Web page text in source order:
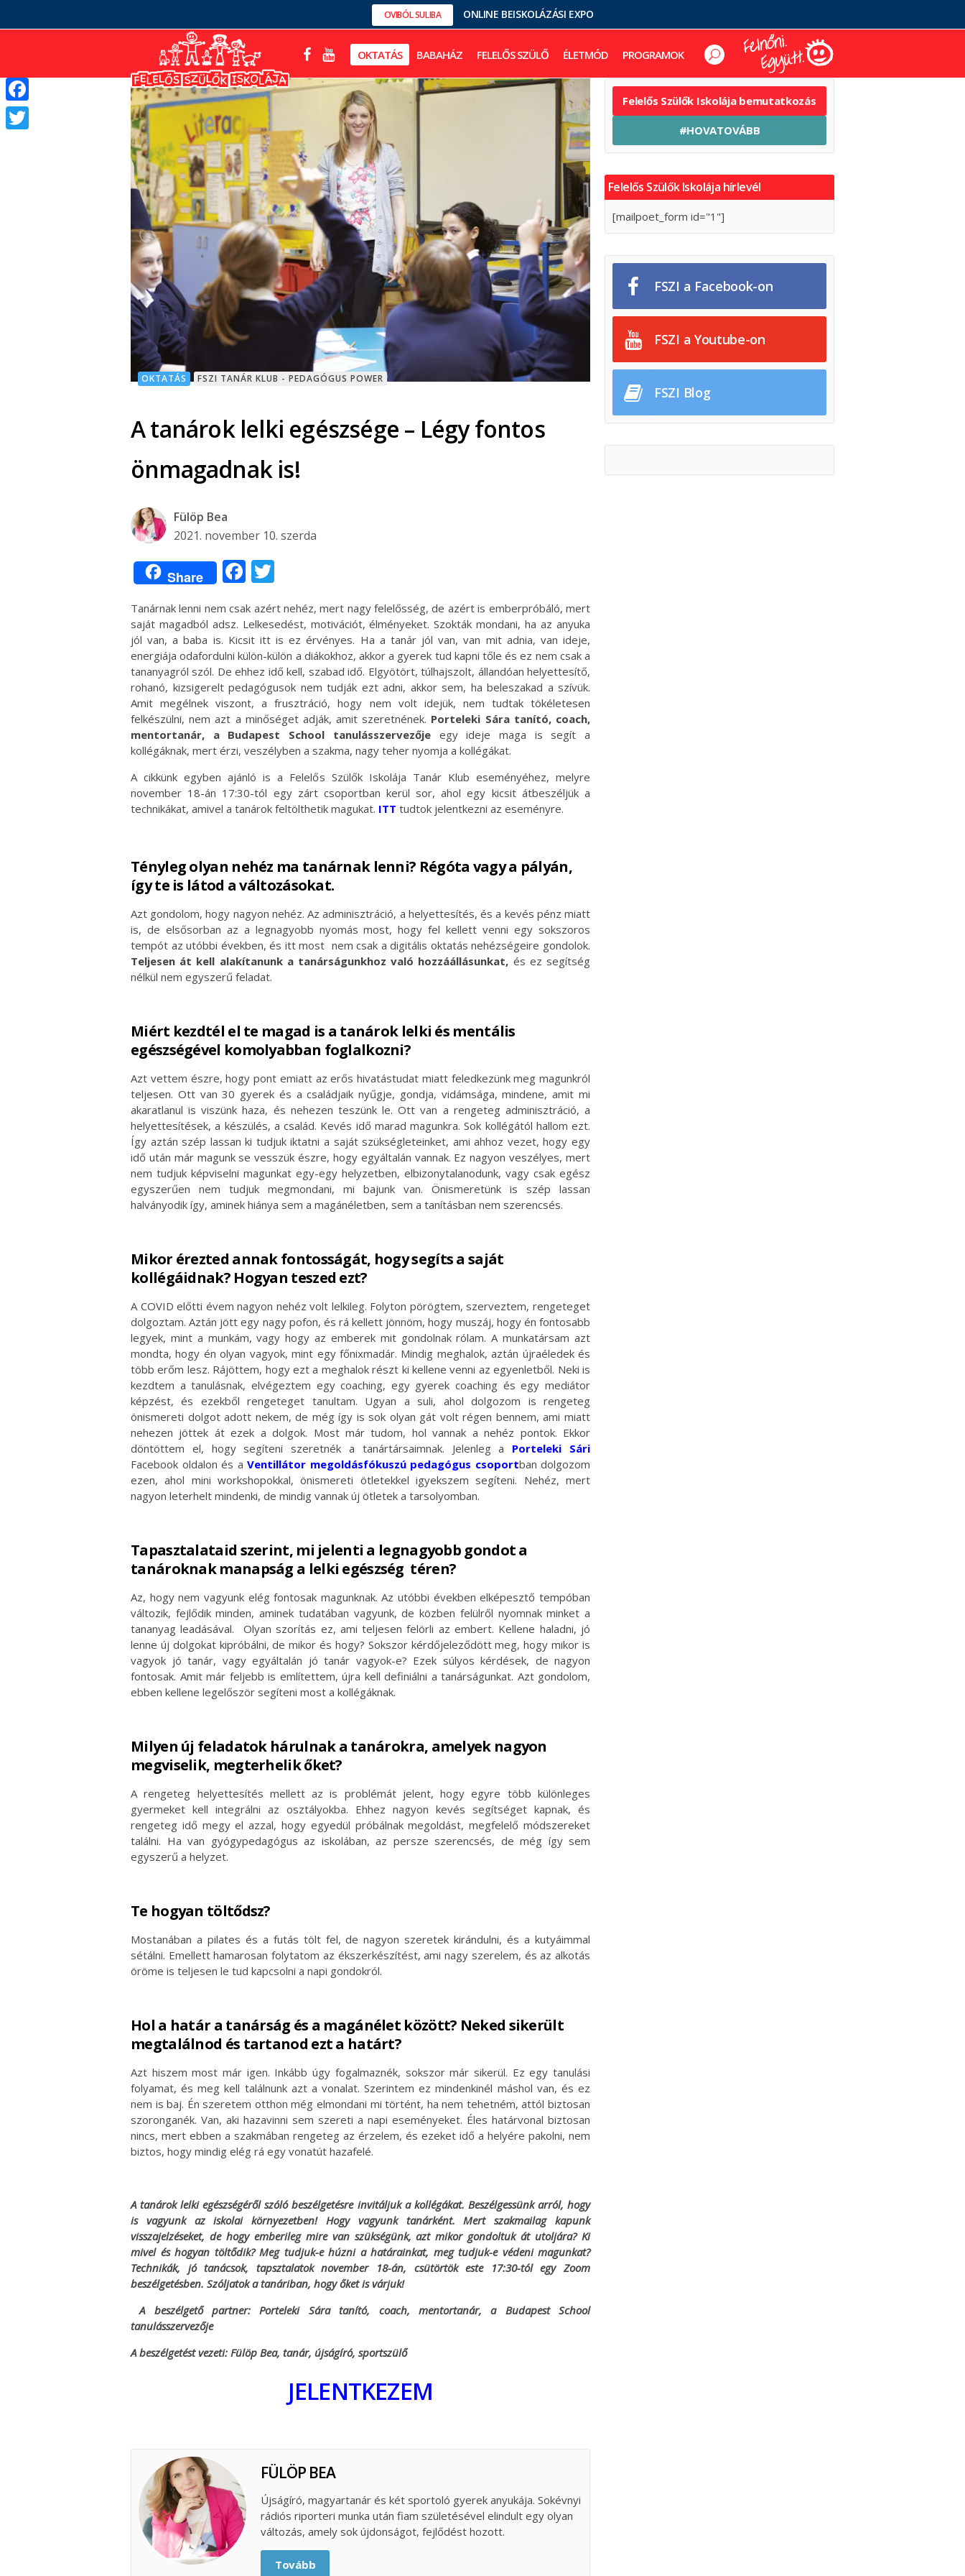
OVIBÓL SULIBA ONLINE BEISKOLÁZÁSI EXPO
OKTATÁS BABAHÁZ FELELŐS SZÜLŐ ÉLETMÓD PROGRAMOK
OKTATÁS FSZI TANÁR KLUB - PEDAGÓGUS POWER
A tanárok lelki egészsége – Légy fontos
önmagadnak is!
Fülöp Bea
2021. november 10. szerda
Share Facebook
Tanárnak lenni nem csak azért nehéz, mert nagy felelősség, de azért is emberpróbáló, mert
saját magadból adsz. Lelkesedést, motivációt, élményeket. Szokták mondani, ha az anyuka
jól van, a baba is. Kicsit itt is ez érvényes. Ha a tanár jól van, van mit adnia, van ideje,
energiája odafordulni külön-külön a diákokhoz, akkor a gyerek tud kapni tőle és ez nem csak a
tananyagról szól. De ehhez idő kell, szabad idő. Elgyötört, túlhajszolt, állandóan helyettesítő,
rohanó, kizsigerelt pedagógusok nem tudják ezt adni, akkor sem, ha beleszakad a szívük.
Amit megélnek viszont, a frusztráció, hogy nem volt idejük, nem tudtak tökéletesen
felkészülni, nem azt a minőséget adják, amit szeretnének. Porteleki Sára tanító, coach,
mentortanár, a Budapest School tanulásszervezőjeegy ideje maga is segít a
kollégáknak, mert érzi, veszélyben a szakma, nagy teher nyomja a kollégákat.
A cikkünk egyben ajánló is a Felelős Szülők Iskolája Tanár Klub eseményéhez, melyre
november 18-án 17:30-tól egy zárt csoportban kerül sor, ahol egy kicsit átbeszéljük a
technikákat, amivel a tanárok feltölthetik magukat. ITT tudtok jelentkezni az eseményre.
Tényleg olyan nehéz ma tanárnak lenni? Régóta vagy a pályán,
így te is látod a változásokat.
Azt gondolom, hogy nagyon nehéz. Az adminisztráció, a helyettesítés, és a kevés pénz miatt
is, de elsősorban az a legnagyobb nyomás most, hogy fel kellett venni egy sokszoros
tempót az utóbbi években, és itt most nem csak a digitális oktatás nehézségeire gondolok.
Teljesen át kell alakítanunk a tanárságunkhoz való hozzáállásunkat, és ez segítség
nélkül nem egyszerű feladat.
Miért kezdtél el te magad is a tanárok lelki és mentális
egészségével komolyabban foglalkozni?
Azt vettem észre, hogy pont emiatt az erős hivatástudat miatt feledkezünk meg magunkról
teljesen. Ott van 30 gyerek és a családjaik nyűgje, gondja, vidámsága, mindene, amit mi
akaratlanul is viszünk haza, és nehezen teszünk le. Ott van a rengeteg adminisztráció, a
helyettesítések, a készülés, a család. Kevés idő marad magunkra. Sok kollégától hallom ezt.
Így aztán szép lassan ki tudjuk iktatni a saját szükségleteinket, ami ahhoz vezet, hogy egy
idő után már magunk se vesszük észre, hogy egyáltalán vannak. Ez nagyon veszélyes, mert
nem tudjuk képviselni magunkat egy-egy helyzetben, elbizonytalanodunk, vagy csak egész
egyszerűen nem tudjuk megmondani, mi bajunk van. Önismeretünk is szép lassan
halványodik így, aminek hiánya sem a magánéletben, sem a tanításban nem szerencsés.
Mikor érezted annak fontosságát, hogy segíts a saját
kollégáidnak? Hogyan teszed ezt?
A COVID előtti évem nagyon nehéz volt lelkileg. Folyton pörögtem, szerveztem, rengeteget
dolgoztam. Aztán jött egy nagy pofon, és rá kellett jönnöm, hogy muszáj, hogy én fontosabb
legyek, mint a munkám, vagy hogy az emberek mit gondolnak rólam. A munkatársam azt
mondta, hogy én olyan vagyok, mint egy főnixmadár. Mindig meghalok, aztán újraéledek és
több erőm lesz. Rájöttem, hogy ezt a meghalok részt ki kellene venni az egyenletből. Neki is
kezdtem a tanulásnak, elvégeztem egy coaching, egy gyerek coaching és egy mediátor
képzést, és ezekből rengeteget tanultam. Ugyan a suli, ahol dolgozom is rengeteg
önismereti dolgot adott nekem, de még így is sok olyan gát volt régen bennem, ami miatt
nehezen jöttek át ezek a dolgok. Most már tudom, hol vannak a nehéz pontok. Ekkor
döntöttem el, hogy segíteni szeretnék a tanártársaimnak. Jelenleg a Porteleki Sári
Facebook oldalon és a Ventillátor megoldásfókuszú pedagógus csoportban dolgozom
ezen, ahol mini workshopokkal, önismereti ötletekkel igyekszem segíteni. Nehéz, mert
nagyon leterhelt mindenki, de mindig vannak új ötletek a tarsolyomban.
Tapasztalataid szerint, mi jelenti a legnagyobb gondot a
tanároknak manapság a lelki egészség téren?
Az, hogy nem vagyunk elég fontosak magunknak. Az utóbbi években elképesztő tempóban
változik, fejlődik minden, aminek tudatában vagyunk, de közben felülről nyomnak minket a
tananyag leadásával. Olyan szorítás ez, ami teljesen felörli az embert. Kellene haladni, jó
lenne új dolgokat kipróbálni, de mikor és hogy? Sokszor kérdőjeleződött meg, hogy mikor is
vagyok jó tanár, vagy egyáltalán jó tanár vagyok-e? Ezek súlyos kérdések, de nagyon
fontosak. Amit már feljebb is említettem, újra kell definiálni a tanárságunkat. Azt gondolom,
ebben kellene legelőször segíteni most a kollégáknak.
Milyen új feladatok hárulnak a tanárokra, amelyek nagyon
megviselik, megterhelik őket?
A rengeteg helyettesítés mellett az is problémát jelent, hogy egyre több különleges
gyermeket kell integrálni az osztályokba. Ehhez nagyon kevés segítséget kapnak, és
rengeteg idő megy el azzal, hogy egyedül próbálnak megoldást, megfelelő módszereket
találni. Ha van gyógypedagógus az iskolában, az persze szerencsés, de még így sem
egyszerű a helyzet.
Te hogyan töltődsz?
Mostanában a pilates és a futás tölt fel, de nagyon szeretek kirándulni, és a kutyáimmal
sétálni. Emellett hamarosan folytatom az ékszerkészítést, ami nagy szerelem, és az alkotás
öröme is teljesen le tud kapcsolni a napi gondokról.
Hol a határ a tanárság és a magánélet között? Neked sikerült
megtalálnod és tartanod ezt a határt?
Azt hiszem most már igen. Inkább úgy fogalmaznék, sokszor már sikerül. Ez egy tanulási
folyamat, és meg kell találnunk azt a vonalat. Szerintem ez mindenkinél máshol van, és ez
nem is baj. Én szeretem otthon még elmondani mi történt, ha nem tehetném, attól biztosan
szoronganék. Van, aki hazavinni sem szereti a napi eseményeket. Éles határvonal biztosan
nincs, mert ebben a szakmában rengeteg az érzelem, és ezeket idő a helyére pakolni, nem
biztos, hogy mindig elég rá egy vonatút hazafelé.
A tanárok lelki egészségéről szóló beszélgetésre invitáljuk a kollégákat. Beszélgessünk arról, hogy
is vagyunk az iskolai környezetben! Hogy vagyunk tanárként. Mert szakmailag kapunk
visszajelzéseket, de hogy emberileg mire van szükségünk, azt mikor gondoltuk át utoljára? Ki
mivel és hogyan töltődik? Meg tudjuk-e húzni a határainkat, meg tudjuk-e védeni magunkat?
Technikák, jó tanácsok, tapsztalatok november 18-án, csütörtök este 17:30-tól egy Zoom
beszélgetésben. Szóljatok a tanáriban, hogy őket is várjuk!
A beszélgető partner: Porteleki Sára tanító, coach, mentortanár, a Budapest School
tanulásszervezője
A beszélgetést vezeti: Fülöp Bea, tanár, újságíró, sportszülő
JELENTKEZEM
FÜLÖP BEA
Újságíró, magyartanár és két sportoló gyerek anyukája. Sokévnyi
rádiós riporteri munka után fiam születésével elindult egy olyan
változás, amely sok újdonságot, fejlődést hozott.
Tovább
Felelős Szülők Iskolája bemutatkozás
#HOVATOVÁBB
Felelős Szülők Iskolája hírlevél
[mailpoet_form id="1"]
FSZI a Facebook-on
FSZI a Youtube-on
FSZI Blog
Facebook